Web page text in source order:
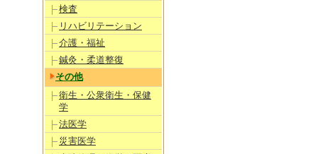
検査
リハビリテーション
介護・福祉
鍼灸・柔道整復
その他
衛生・公衆衛生・保健
学
法医学
災害医学